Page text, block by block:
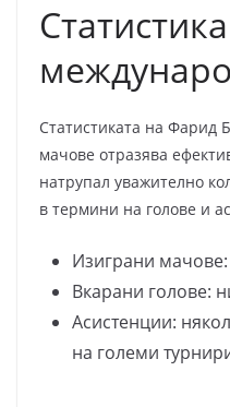
Статистиката на Фарид
мачове отразява
натрупал уважително
в термини на голове и
Изиграни
Вкарани голове:
Асистенции:
на големи